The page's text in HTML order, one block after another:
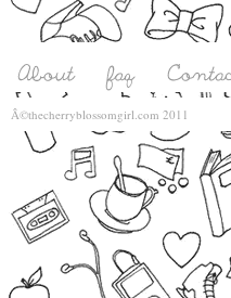
Â©thecherryblossomgirl.com 2011